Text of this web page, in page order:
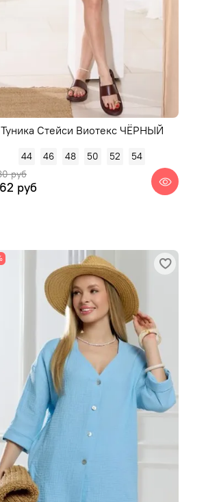
Туника Стейси Виотекс ЧЁРНЫЙ
44 46 48 50 52
54
руб
руб